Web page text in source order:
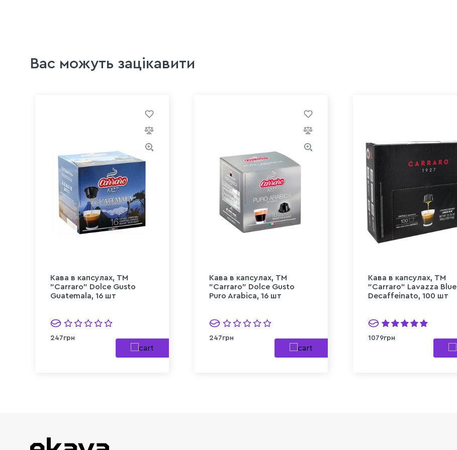
Вас можуть зацікавити
Кава в капсулах, TM
"Carraro" Dolce Gusto
Guatemala, 16 шт
247грн
Кава в капсулах, TM
"Carraro" Dolce Gusto
Puro Arabica, 16 шт
247грн
Кава в капсулах, TM
"Carraro" Lavazza Blue
Decaffeinato, 100 шт
1079грн